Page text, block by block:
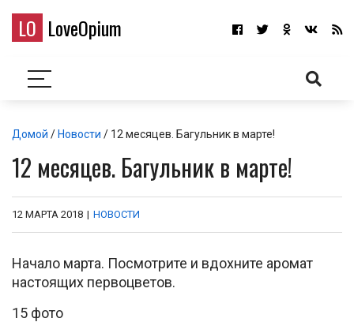
LO LoveOpium
Домой / Новости / 12 месяцев. Багульник в марте!
12 месяцев. Багульник в марте!
12 МАРТА 2018 | НОВОСТИ
Начало марта. Посмотрите и вдохните аромат
настоящих первоцветов.
15 фото